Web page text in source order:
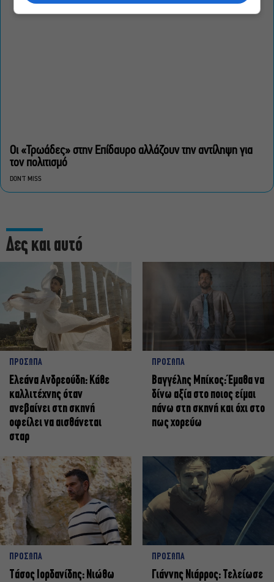
Οι «Τρωάδες» στην Επίδαυρο αλλάζουν την αντίληψη για
τον πολιτισμό
DON'T MISS
Δες και αυτό
ΠΡΟΣΩΠΑ
Ελεάνα Ανδρεούδη: Κάθε
καλλιτέχνης όταν
ανεβαίνει στη σκηνή
οφείλει να αισθάνεται
σταρ
ΠΡΟΣΩΠΑ
Βαγγέλης Μπίκος: Έμαθα να
δίνω αξία στο ποιος είμαι
πάνω στη σκηνή και όχι στο
πως χορεύω
ΠΡΟΣΩΠΑ
Tάσος Ιορδανίδης: Νιώθω
ΠΡΟΣΩΠΑ
Γιάννης Νιάρρος: Τελείωσε